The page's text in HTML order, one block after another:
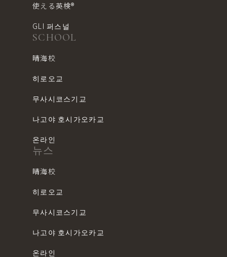
使える英検®︎
GLI 퍼스널
SCHOOL
晴海校
히로오교
무사시코스기교
나고야 호시가오카교
온라인
뉴스
晴海校
히로오교
무사시코스기교
나고야 호시가오카교
온라인